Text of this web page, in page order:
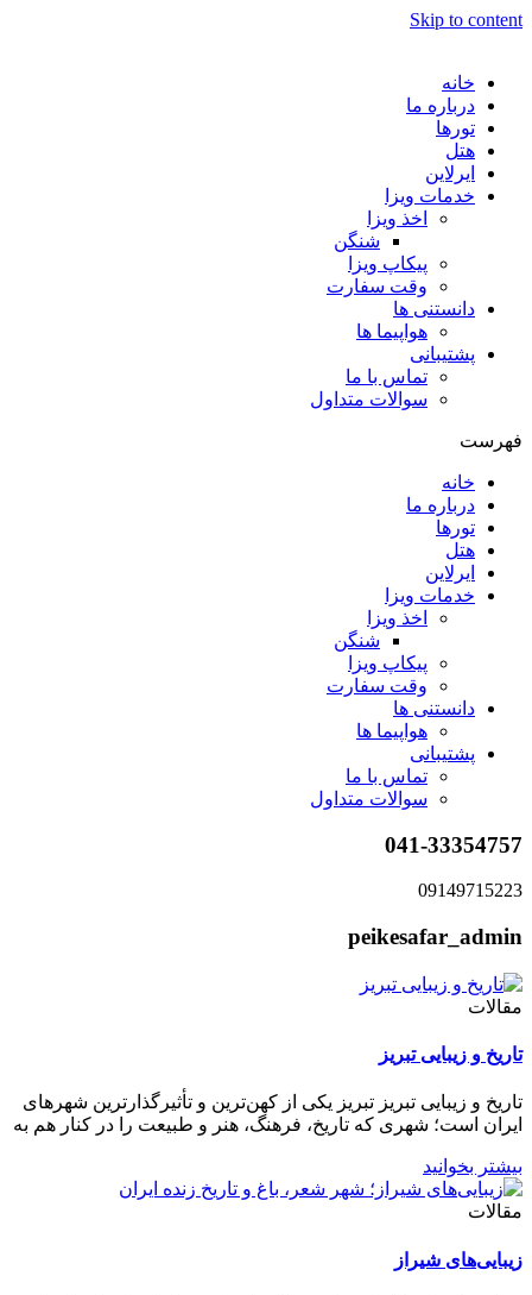
Skip to content
خانه
درباره ما
تورها
هتل
ایرلاین
خدمات ویزا
اخذ ویزا
شنگن
پیکاپ ویزا
وقت سفارت
دانستنی ها
هواپیما ها
پشتیبانی
تماس با ما
سوالات متداول
فهرست
خانه
درباره ما
تورها
هتل
ایرلاین
خدمات ویزا
اخذ ویزا
شنگن
پیکاپ ویزا
وقت سفارت
دانستنی ها
هواپیما ها
پشتیبانی
تماس با ما
سوالات متداول
041-33354757
09149715223
peikesafar_admin
مقالات
تاریخ و زیبایی تبریز
تاریخ و زیبایی تبریز تبریز یکی از کهن‌ترین و تأثیرگذارترین شهرهای
ایران است؛ شهری که تاریخ، فرهنگ، هنر و طبیعت را در کنار هم به
بیشتر بخوانید
مقالات
زیبایی‌های شیراز